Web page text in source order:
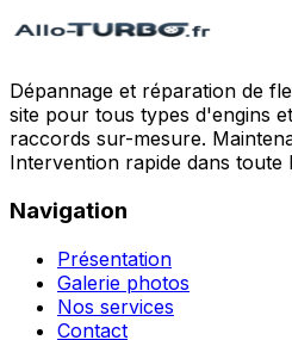
Dépannage et réparation de
site pour tous types d'engins
raccords sur-mesure.
Intervention rapide dans toute
Navigation
Présentation
Galerie photos
Nos services
Contact